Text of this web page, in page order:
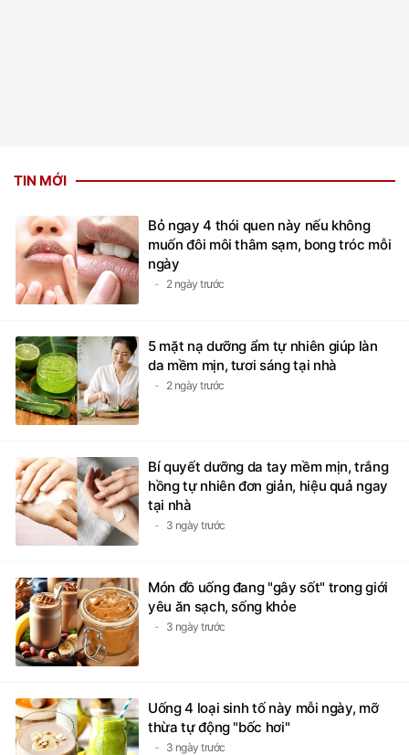
TIN MỚI
Bỏ ngay 4 thói quen này nếu không
muốn đôi môi thâm sạm, bong tróc mỗi
ngày
2 ngày trước
5 mặt nạ dưỡng ẩm tự nhiên giúp làn
da mềm mịn, tươi sáng tại nhà
2 ngày trước
Bí quyết dưỡng da tay mềm mịn, trắng
hồng tự nhiên đơn giản, hiệu quả ngay
tại nhà
3 ngày trước
Món đồ uống đang "gây sốt" trong giới
yêu ăn sạch, sống khỏe
3 ngày trước
Uống 4 loại sinh tố này mỗi ngày, mỡ
thừa tự động "bốc hơi"
3 ngày trước